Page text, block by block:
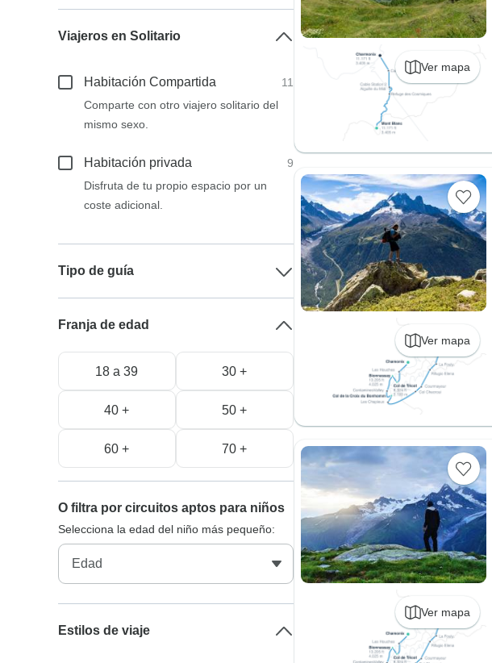
Ver mapa
Ver mapa
Ver mapa
Viajeros en Solitario
Habitación Compartida
11
Comparte con otro viajero solitario del
mismo sexo.
Habitación privada
9
Disfruta de tu propio espacio por un
coste adicional.
Tipo de guía
Franja de edad
18 a 39 30 +
40 + 50 +
60 + 70 +
O filtra por circuitos aptos para niños
Selecciona la edad del niño más pequeño:
Estilos de viaje